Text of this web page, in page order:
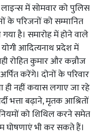
में सोमवार को पुलिस
के परिजनों को सम्मानित
है। समारोह में होने वाले
आदित्यनाथ प्रदेश में
रोहित कुमार और कन्नौज
करेंगे। दोनों के परिवार
ही नहीं कयास लगाए जा रहे
भत्ता बढ़ाने, मृतक आश्रितों
नियमों को शिथिल करने समेत
घोषणाएं भी कर सकते हैं।